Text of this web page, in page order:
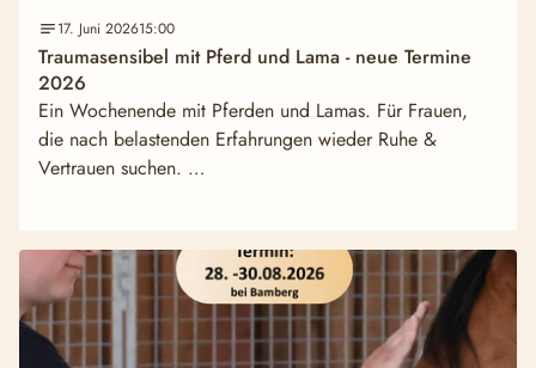
17. Juni 202615:00
Traumasensibel mit Pferd und Lama - neue Termine
2026
Ein Wochenende mit Pferden und Lamas. Für Frauen,
die nach belastenden Erfahrungen wieder Ruhe &
Vertrauen suchen. …